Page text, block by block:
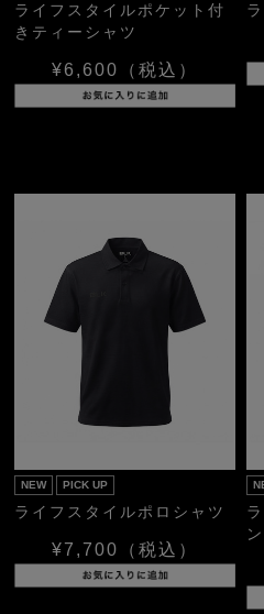
ライフスタイルポケット付
きティーシャツ
¥6,600 （税込）
NEW PICK UP
ライフスタイルポロシャツ
¥7,700 （税込）